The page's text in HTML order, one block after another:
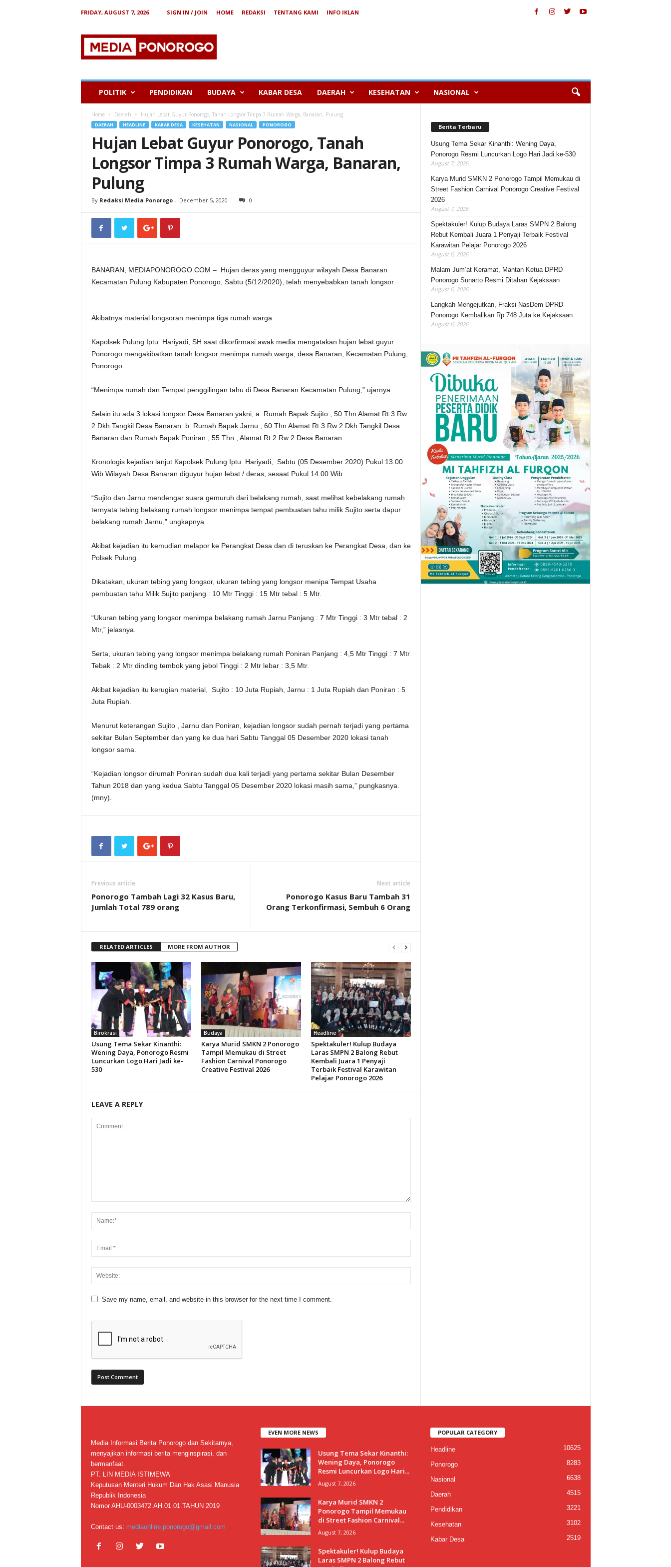
FRIDAY, AUGUST 7, 2026 SIGN IN / JOIN HOME REDAKSI TENTANG KAMI
INFO IKLAN
e
POLITIK PENDIDIKAN BUDAYA KABAR DESA DAERAH KESEHATAN NASIONAL
Home Daerah Hujan Lebat Guyur Ponorogo, Tanah Longsor Timpa 3 Rumah Warga, Banaran, Pulung
DAERAH HEADLINE KABAR DESA KESEHATAN NASIONAL PONOROGO
Hujan Lebat Guyur Ponorogo, Tanah
Longsor Timpa 3 Rumah Warga, Banaran,
Pulung
By Redaksi Media Ponorogo- December 5, 2020 0
BANARAN, MEDIAPONOROGO.COM – Hujan deras yang mengguyur wilayah Desa Banaran
Kecamatan Pulung Kabupaten Ponorogo, Sabtu (5/12/2020), telah menyebabkan tanah longsor.
Akibatnya material longsoran menimpa tiga rumah warga.
Kapolsek Pulung Iptu. Hariyadi, SH saat dikorfirmasi awak media mengatakan hujan lebat guyur
Ponorogo mengakibatkan tanah longsor menimpa rumah warga, desa Banaran, Kecamatan Pulung,
Ponorogo.
“Menimpa rumah dan Tempat penggilingan tahu di Desa Banaran Kecamatan Pulung,” ujarnya.
Selain itu ada 3 lokasi longsor Desa Banaran yakni, a. Rumah Bapak Sujito , 50 Thn Alamat Rt 3 Rw
2 Dkh Tangkil Desa Banaran. b. Rumah Bapak Jarnu , 60 Thn Alamat Rt 3 Rw 2 Dkh Tangkil Desa
Banaran dan Rumah Bapak Poniran , 55 Thn , Alamat Rt 2 Rw 2 Desa Banaran.
Kronologis kejadian lanjut Kapolsek Pulung Iptu. Hariyadi, Sabtu (05 Desember 2020) Pukul 13.00
Wib Wilayah Desa Banaran diguyur hujan lebat / deras, sesaat Pukul 14.00 Wib
“Sujito dan Jarnu mendengar suara gemuruh dari belakang rumah, saat melihat kebelakang rumah
ternyata tebing belakang rumah longsor menimpa tempat pembuatan tahu milik Sujito serta dapur
belakang rumah Jarnu,” ungkapnya.
Akibat kejadian itu kemudian melapor ke Perangkat Desa dan di teruskan ke Perangkat Desa, dan ke
Polsek Pulung.
Dikatakan, ukuran tebing yang longsor, ukuran tebing yang longsor menipa Tempat Usaha
pembuatan tahu Milik Sujito panjang : 10 Mtr Tinggi : 15 Mtr tebal : 5 Mtr.
“Ukuran tebing yang longsor menimpa belakang rumah Jarnu Panjang : 7 Mtr Tinggi : 3 Mtr tebal : 2
Mtr,” jelasnya.
Serta, ukuran tebing yang longsor menimpa belakang rumah Poniran Panjang : 4,5 Mtr Tinggi : 7 Mtr
Tebak : 2 Mtr dinding tembok yang jebol Tinggi : 2 Mtr lebar : 3,5 Mtr.
Akibat kejadian itu kerugian material, Sujito : 10 Juta Rupiah, Jarnu : 1 Juta Rupiah dan Poniran : 5
Juta Rupiah.
Menurut keterangan Sujito , Jarnu dan Poniran, kejadian longsor sudah pernah terjadi yang pertama
sekitar Bulan September dan yang ke dua hari Sabtu Tanggal 05 Desember 2020 lokasi tanah
longsor sama.
“Kejadian longsor dirumah Poniran sudah dua kali terjadi yang pertama sekitar Bulan Desember
Tahun 2018 dan yang kedua Sabtu Tanggal 05 Desember 2020 lokasi masih sama,” pungkasnya.
(mny).
Previous article
Ponorogo Tambah Lagi 32 Kasus Baru,
Jumlah Total 789 orang
Next article
Ponorogo Kasus Baru Tambah 31
Orang Terkonfirmasi, Sembuh 6 Orang
RELATED ARTICLES MORE FROM AUTHOR
Birokrasi
Usung Tema Sekar Kinanthi:
Wening Daya, Ponorogo Resmi
Luncurkan Logo Hari Jadi ke-
530
Budaya
Karya Murid SMKN 2 Ponorogo
Tampil Memukau di Street
Fashion Carnival Ponorogo
Creative Festival 2026
Headline
Spektakuler! Kulup Budaya
Laras SMPN 2 Balong Rebut
Kembali Juara 1 Penyaji
Terbaik Festival Karawitan
Pelajar Ponorogo 2026
LEAVE A REPLY
Save my name, email, and website in this browser for the next time I comment.
Berita Terbaru
Usung Tema Sekar Kinanthi: Wening Daya,
Ponorogo Resmi Luncurkan Logo Hari Jadi ke-530
August 7, 2026
Karya Murid SMKN 2 Ponorogo Tampil Memukau di
Street Fashion Carnival Ponorogo Creative Festival
2026
August 7, 2026
Spektakuler! Kulup Budaya Laras SMPN 2 Balong
Rebut Kembali Juara 1 Penyaji Terbaik Festival
Karawitan Pelajar Ponorogo 2026
August 6, 2026
Malam Jum’at Keramat, Mantan Ketua DPRD
Ponorogo Sunarto Resmi Ditahan Kejaksaan
August 6, 2026
Langkah Mengejutkan, Fraksi NasDem DPRD
Ponorogo Kembalikan Rp 748 Juta ke Kejaksaan
August 6, 2026
Media Informasi Berita Ponorogo dan Sekitarnya,
menyajikan informasi berita menginspirasi, dan
bermanfaat.
PT. LIN MEDIA ISTIMEWA
Keputusan Menteri Hukum Dan Hak Asasi Manusia
Republik Indonesia
Nomor AHU-0003472.AH.01.01.TAHUN 2019
Contact us: mediaonline.ponorogo@gmail.com
EVEN MORE NEWS
Usung Tema Sekar Kinanthi:
Wening Daya, Ponorogo
Resmi Luncurkan Logo Hari...
August 7, 2026
Karya Murid SMKN 2
Ponorogo Tampil Memukau
di Street Fashion Carnival...
August 7, 2026
Spektakuler! Kulup Budaya
Laras SMPN 2 Balong Rebut
POPULAR CATEGORY
Headline 10625
Ponorogo 8283
Nasional 6638
Daerah 4515
Pendidikan 3221
Kesehatan 3102
Kabar Desa 2519